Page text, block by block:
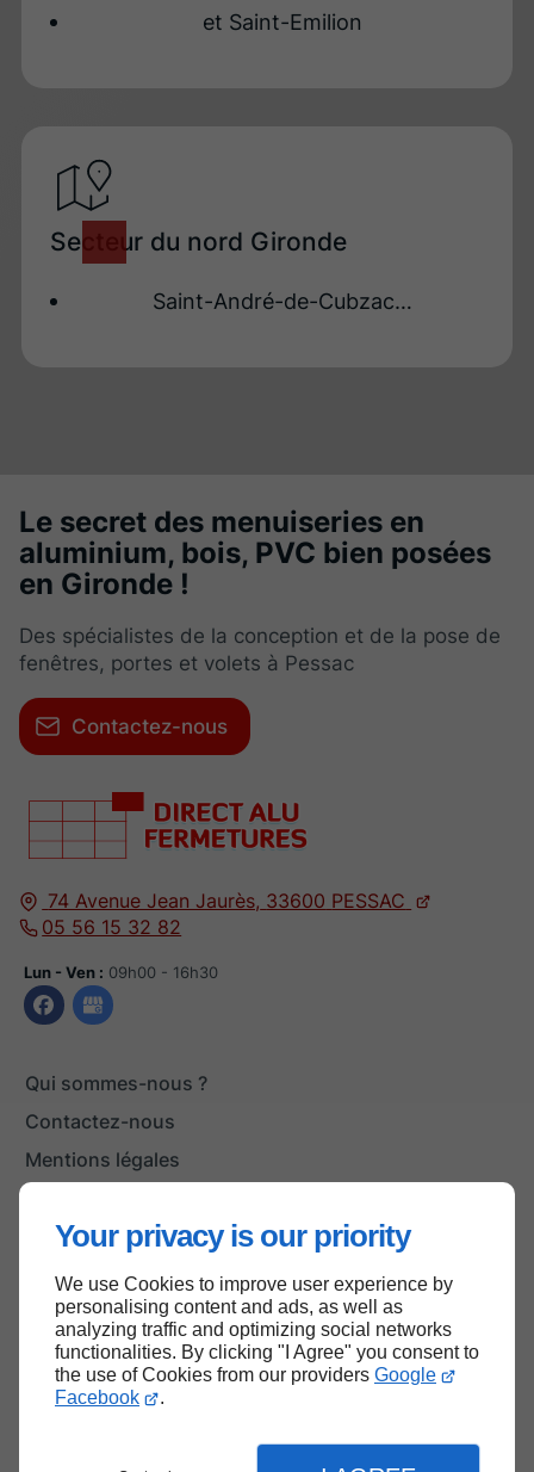
Your privacy is our priority
We use Cookies to improve user experience by
personalising content and ads, as well as
analyzing traffic and optimizing social networks
functionalities. By clicking "I Agree" you consent to
the use of Cookies from our providers Google
Facebook
.
et Saint-Emilion
Secteur du nord Gironde
Saint-André-de-Cubzac…
74 Avenue Jean Jaurès, 33600 PESSAC
05 56 15 32 82
Lun - Ven : 09h00 - 16h30
Qui sommes-nous ?
Contactez-nous
Mentions légales
Le secret des menuiseries en
aluminium, bois, PVC bien posées
en Gironde !
Des spécialistes de la conception et de la pose de
fenêtres, portes et volets à Pessac
Contactez-nous
Haut de page